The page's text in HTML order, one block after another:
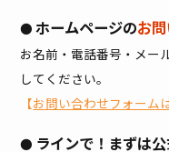
● ホームページのお
お名前・電話番号・メー
してください。
【お問い合わせフォーム
● ラインで！まずは